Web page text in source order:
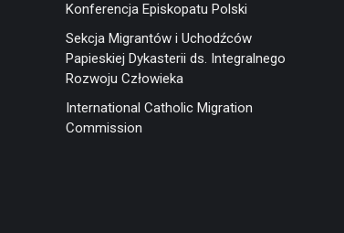
Konferencja Episkopatu Polski
Sekcja Migrantów i Uchodźców
Papieskiej Dykasterii ds. Integralnego
Rozwoju Człowieka
International Catholic Migration
Commission